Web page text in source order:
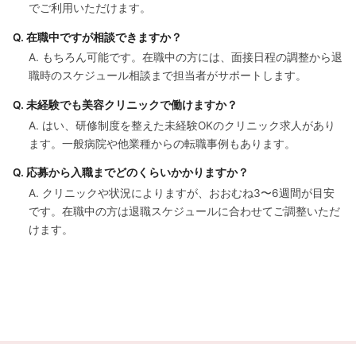
でご利用いただけます。
Q. 在職中ですが相談できますか？
A. もちろん可能です。在職中の方には、面接日程の調整から退
職時のスケジュール相談まで担当者がサポートします。
Q. 未経験でも美容クリニックで働けますか？
A. はい、研修制度を整えた未経験OKのクリニック求人があり
ます。一般病院や他業種からの転職事例もあります。
Q. 応募から入職までどのくらいかかりますか？
A. クリニックや状況によりますが、おおむね3〜6週間が目安
です。在職中の方は退職スケジュールに合わせてご調整いただ
けます。